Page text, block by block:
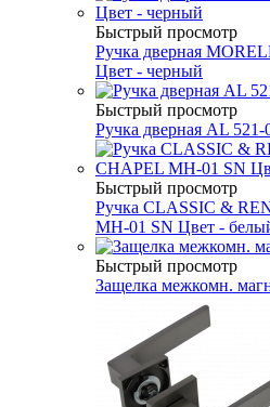
Быстрый просмотр
Ручка дверная
Цвет - черный
Быстрый просмотр
Ручка дверная AL 521-
Быстрый просмотр
Ручка CLASSIC &
MH-01 SN Цвет -
Быстрый просмотр
Защелка межкомн.